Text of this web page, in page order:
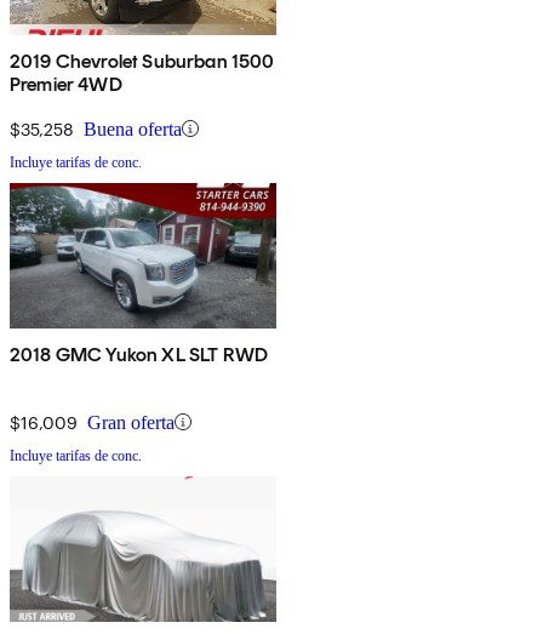
2019 Chevrolet Suburban 1500
Premier 4WD
$35,258 Buena oferta
Incluye tarifas de conc.
2018 GMC Yukon XL SLT RWD
$16,009 Gran oferta
Incluye tarifas de conc.